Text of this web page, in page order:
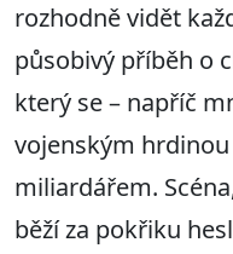
rozhodně vidět
působivý příběh o
který se – napříč
vojenským
miliardářem.
běží za pokřiku